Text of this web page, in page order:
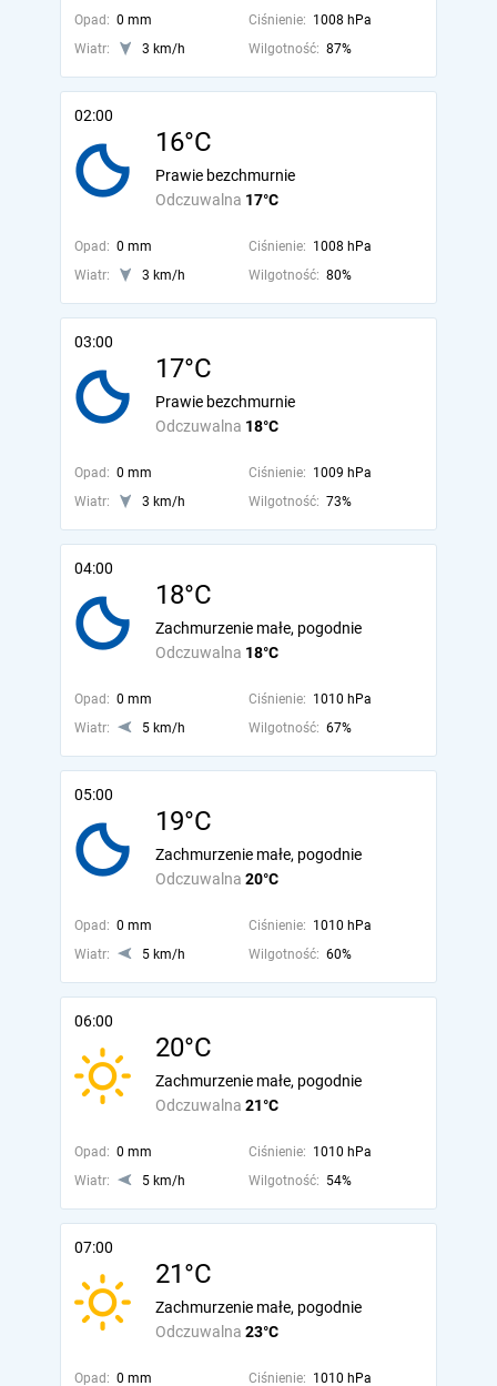
Opad: 0 mm Ciśnienie: 1008 hPa
Wiatr:
3 km/h Wilgotność: 87%
02:00
16°C
Odczuwalna 17°C
Prawie bezchmurnie
Opad: 0 mm Ciśnienie: 1008 hPa
Wiatr:
3 km/h Wilgotność: 80%
03:00
17°C
Odczuwalna 18°C
Prawie bezchmurnie
Opad: 0 mm Ciśnienie: 1009 hPa
Wiatr:
3 km/h Wilgotność: 73%
04:00
18°C
Odczuwalna 18°C
Zachmurzenie małe, pogodnie
Opad: 0 mm Ciśnienie: 1010 hPa
Wiatr:
5 km/h Wilgotność: 67%
05:00
19°C
Odczuwalna 20°C
Zachmurzenie małe, pogodnie
Opad: 0 mm Ciśnienie: 1010 hPa
Wiatr:
5 km/h Wilgotność: 60%
06:00
20°C
Odczuwalna 21°C
Zachmurzenie małe, pogodnie
Opad: 0 mm Ciśnienie: 1010 hPa
Wiatr:
5 km/h Wilgotność: 54%
07:00
21°C
Odczuwalna 23°C
Zachmurzenie małe, pogodnie
Opad: 0 mm Ciśnienie: 1010 hPa